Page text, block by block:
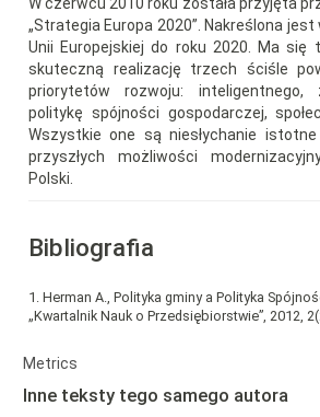
W czerwcu 2010 roku została przyjęta
„Strategia Europa 2020”. Nakreślona
Unii Europejskiej do roku 2020. Ma się
skuteczną realizację trzech ściśle
priorytetów rozwoju: inteligentnego,
politykę spójności gospodarczej,
Wszystkie one są niesłychanie
przyszłych możliwości
Polski.
Bibliografia
1. Herman A., Polityka gminy a Polityka
„Kwartalnik Nauk o Przedsiębiorstwie”, 2012,
Article
Details
Metrics
Inne teksty tego samego autora